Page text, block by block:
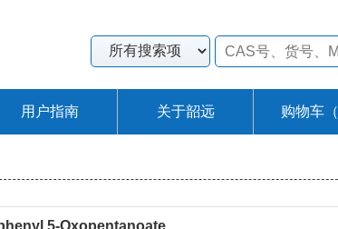
用户指南 关于韶远 购物车（
5-Oxopentanoate